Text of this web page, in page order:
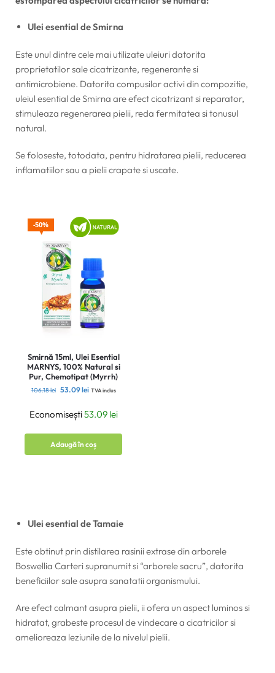
Ulei esential de Smirna
Este unul dintre cele mai utilizate uleiuri datorita
proprietatilor sale cicatrizante, regenerante si
antimicrobiene. Datorita compusilor activi din compozitie,
uleiul esential de Smirna are efect cicatrizant si reparator,
stimuleaza regenerarea pielii, reda fermitatea si tonusul
natural.
Se foloseste, totodata, pentru hidratarea pielii, reducerea
inflamatiilor sau a pielii crapate si uscate.
50%
Smirnă 15ml, Ulei Esential
MARNYS, 100% Natural si
Pur, Chemotipat (Myrrh)
106.18lei 53.09lei TVA inclus
Economisești53.09 lei
Adaugă în coș
Ulei esential de Tamaie
Este obtinut prin distilarea rasinii extrase din arborele
Boswellia Carteri supranumit si “arborele sacru”, datorita
beneficiilor sale asupra sanatatii organismului.
Are efect calmant asupra pielii, ii ofera un aspect luminos si
hidratat, grabeste procesul de vindecare a cicatricilor si
amelioreaza leziunile de la nivelul pielii.